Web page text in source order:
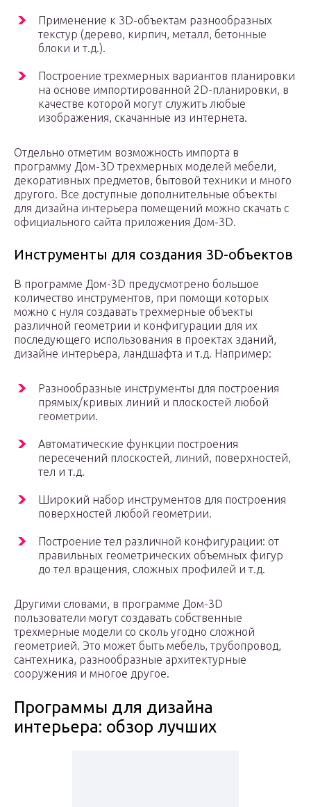
Применение к 3D-объектам разнообразных
текстур (дерево, кирпич, металл, бетонные
блоки и т.д.).
Построение трехмерных вариантов планировки
на основе импортированной 2D-планировки, в
качестве которой могут служить любые
изображения, скачанные из интернета.
Отдельно отметим возможность импорта в
программу Дом-3D трехмерных моделей мебели,
декоративных предметов, бытовой техники и много
другого. Все доступные дополнительные объекты
для дизайна интерьера помещений можно скачать с
официального сайта приложения Дом-3D.
Инструменты для создания 3D-объектов
В программе Дом-3D предусмотрено большое
количество инструментов, при помощи которых
можно с нуля создавать трехмерные объекты
различной геометрии и конфигурации для их
последующего использования в проектах зданий,
дизайне интерьера, ландшафта и т.д. Например:
Разнообразные инструменты для построения
прямых/кривых линий и плоскостей любой
геометрии.
Автоматические функции построения
пересечений плоскостей, линий, поверхностей,
тел и т.д.
Широкий набор инструментов для построения
поверхностей любой геометрии.
Построение тел различной конфигурации: от
правильных геометрических объемных фигур
до тел вращения, сложных профилей и т.д.
Другими словами, в программе Дом-3D
пользователи могут создавать собственные
трехмерные модели со сколь угодно сложной
геометрией. Это может быть мебель, трубопровод,
сантехника, разнообразные архитектурные
сооружения и многое другое.
Программы для дизайна
интерьера: обзор лучших